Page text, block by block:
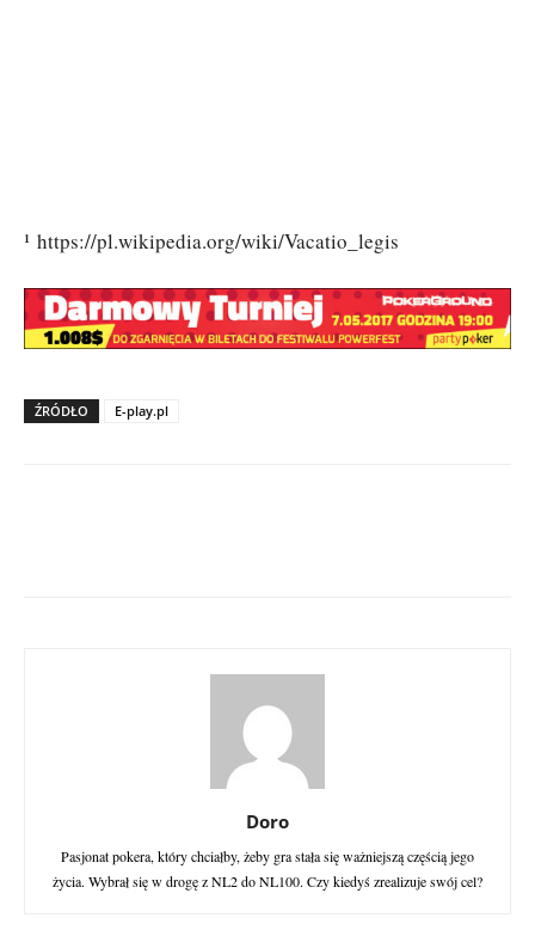
¹ https://pl.wikipedia.org/wiki/Vacatio_legis
ŹRÓDŁO E-play.pl
Doro
Pasjonat pokera, który chciałby, żeby gra stała się ważniejszą częścią jego
życia. Wybrał się w drogę z NL2 do NL100. Czy kiedyś zrealizuje swój cel?